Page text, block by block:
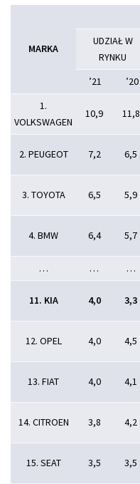
MARKA
UDZIAŁ W
RYNKU
’21
’20
1.
VOLKSWAGEN
10,9 11,8
2. PEUGEOT 7,2 6,5
3. TOYOTA 6,5 5,9
4. BMW 6,4 5,7
… … …
11. KIA 4,0 3,3
12. OPEL 4,0 4,5
13. FIAT 4,0 4,1
14. CITROEN 3,8 4,2
15. SEAT 3,5 3,5